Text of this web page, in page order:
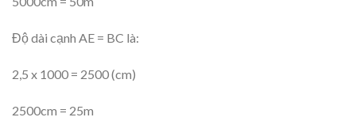
Độ dài cạnh AE = BC là:
2,5 x 1000 = 2500 (cm)
2500cm = 25m